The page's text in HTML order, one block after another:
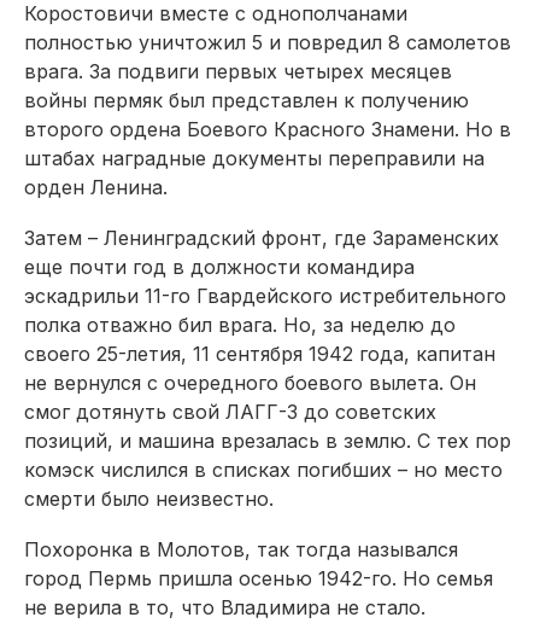
Коростовичи вместе с однополчанами
полностью уничтожил 5 и повредил 8 самолетов
врага. За подвиги первых четырех месяцев
войны пермяк был представлен к получению
второго ордена Боевого Красного Знамени. Но в
штабах наградные документы переправили на
орден Ленина.
Затем – Ленинградский фронт, где Зараменских
еще почти год в должности командира
эскадрильи 11-го Гвардейского истребительного
полка отважно бил врага. Но, за неделю до
своего 25-летия, 11 сентября 1942 года, капитан
не вернулся с очередного боевого вылета. Он
смог дотянуть свой ЛАГГ-3 до советских
позиций, и машина врезалась в землю. С тех пор
комэск числился в списках погибших – но место
смерти было неизвестно.
Похоронка в Молотов, так тогда назывался
город Пермь пришла осенью 1942-го. Но семья
не верила в то, что Владимира не стало.